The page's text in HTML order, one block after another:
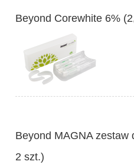
Beyond Corewhite 6%
Beyond MAGNA zestaw
2 szt.)